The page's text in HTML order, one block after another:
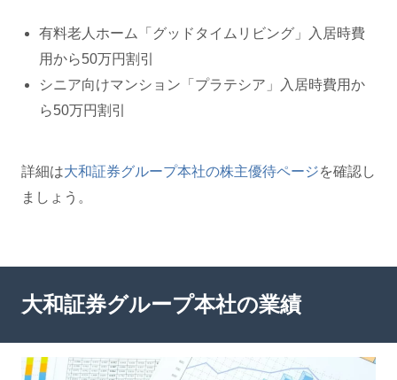
有料老人ホーム「グッドタイムリビング」入居時費
用から50万円割引
シニア向けマンション「プラテシア」入居時費用か
ら50万円割引
詳細は大和証券グループ本社の株主優待ページを確認し
ましょう。
大和証券グループ本社の業績